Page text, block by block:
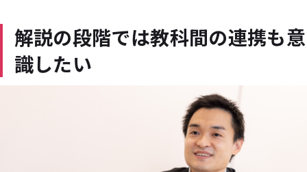
解説の段階では教科間の連携も意
識したい